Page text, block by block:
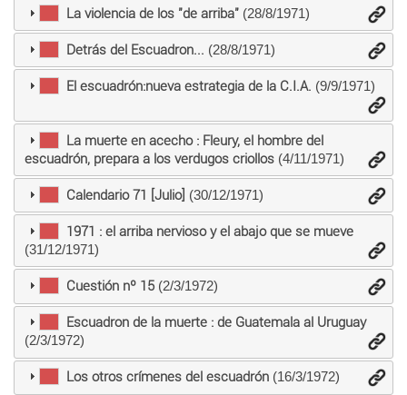
La violencia de los "de arriba"(28/8/1971)
Detrás del Escuadron... (28/8/1971)
El escuadrón:nueva estrategia de la C.I.A. (9/9/1971)
La muerte en acecho : Fleury, el hombre del
escuadrón, prepara a los verdugos criollos(4/11/1971)
Calendario 71 [Julio] (30/12/1971)
1971 : el arriba nervioso y el abajo que se mueve
(31/12/1971)
Cuestión nº 15(2/3/1972)
Escuadron de la muerte : de Guatemala al Uruguay
(2/3/1972)
Los otros crímenes del escuadrón(16/3/1972)